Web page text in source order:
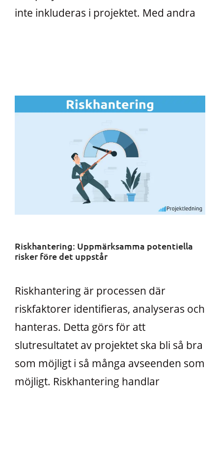
inte inkluderas i projektet. Med andra
Riskhantering: Uppmärksamma potentiella
risker före det uppstår
Riskhantering är processen där
riskfaktorer identifieras, analyseras och
hanteras. Detta görs för att
slutresultatet av projektet ska bli så bra
som möjligt i så många avseenden som
möjligt. Riskhantering handlar